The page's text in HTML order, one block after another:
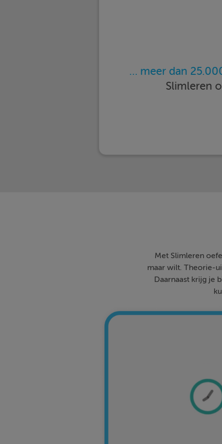
… meer dan
Slimleren
Met Slimleren
maar wilt. Theorie-
Daarnaast krijg je